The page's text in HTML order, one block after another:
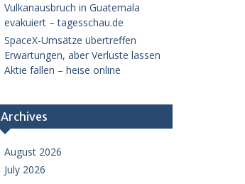
Vulkanausbruch in Guatemala
evakuiert – tagesschau.de
SpaceX-Umsätze übertreffen
Erwartungen, aber Verluste lassen
Aktie fallen – heise online
Archives
August 2026
July 2026